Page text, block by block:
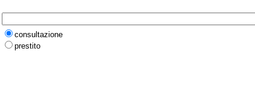
consultazione
prestito